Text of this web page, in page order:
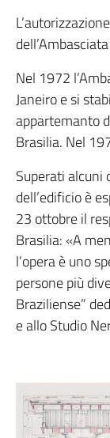
Nel 1972
Janeiro e si
appartemanto
Brasilia. Nel
Superati
dell’edificio è
23 ottobre il
Brasilia: «A
l’opera è uno
persone più
Braziliense”
e allo Studio